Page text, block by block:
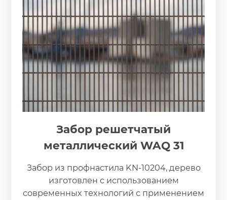
Забор решетчатый
металлический WAQ 31
Забор из профнастила KN-10204, дерево
изготовлен с использованием
современных технологий с применением